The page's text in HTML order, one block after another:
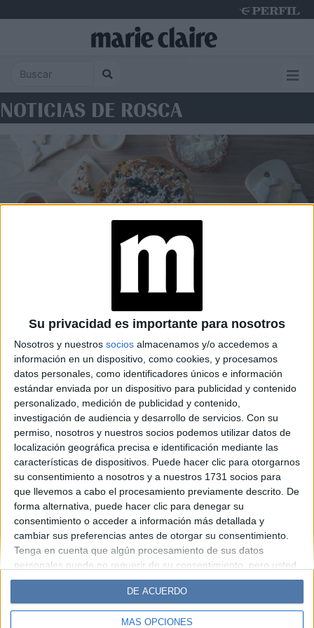
Su privacidad es importante para nosotros
Nosotros y nuestros socios almacenamos y/o accedemos a
información en un dispositivo, como cookies, y procesamos
datos personales, como identificadores únicos e información
estándar enviada por un dispositivo para publicidad y contenido
personalizado, medición de publicidad y contenido,
investigación de audiencia y desarrollo de servicios. Con su
permiso, nosotros y nuestros socios podemos utilizar datos de
localización geográfica precisa e identificación mediante las
características de dispositivos. Puede hacer clic para otorgarnos
su consentimiento a nosotros y a nuestros 1731 socios para
que llevemos a cabo el procesamiento previamente descrito. De
forma alternativa, puede hacer clic para denegar su
consentimiento o acceder a información más detallada y
cambiar sus preferencias antes de otorgar su consentimiento.
Tenga en cuenta que algún procesamiento de sus datos
personales puede no requerir de su consentimiento, pero usted
tiene el derecho de rechazar tal procesamiento. Sus
preferencias se aplicarán solo a este sitio web. Puede cambiar
sus preferencias o retirar su consentimiento en cualquier
momento volviendo a este sitio y haciendo clic en el botón
MÁS OPCIONES
DE ACUERDO
NOTICIAS DE ROSCA
FOOD
Rosca de Pascua: historia,
receta fácil y dónde probar las
mejores en Buenos Aires
Espacio Publicitario
Diario Perfil Caras Noticias
Fortuna
Hombre
Weekend Parabrisas
Supercampo
Lunateen